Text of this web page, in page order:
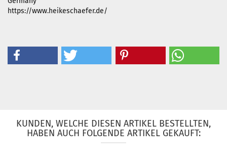
https://www.heikeschaefer.de/
KUNDEN, WELCHE DIESEN ARTIKEL BESTELLTEN,
HABEN AUCH FOLGENDE ARTIKEL GEKAUFT: